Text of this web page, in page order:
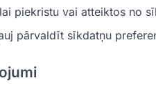
piekristu vai atteiktos no
pārvaldīt sīkdatņu